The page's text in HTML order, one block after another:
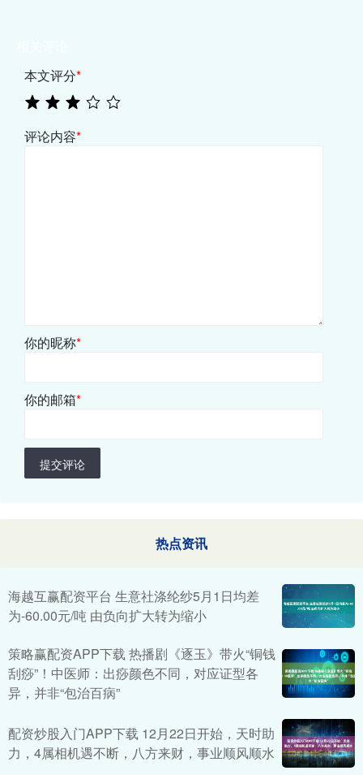
本文评分*
评论内容*
你的昵称*
你的邮箱*
提交评论
热点资讯
海越互赢配资平台 生意社涤纶纱5月1日均差
为-60.00元/吨 由负向扩大转为缩小
策略赢配资APP下载 热播剧《逐玉》带火“铜钱
刮痧”！中医师：出痧颜色不同，对应证型各
异，并非“包治百病”
配资炒股入门APP下载 12月22日开始，天时助
力，4属相机遇不断，八方来财，事业顺风顺水